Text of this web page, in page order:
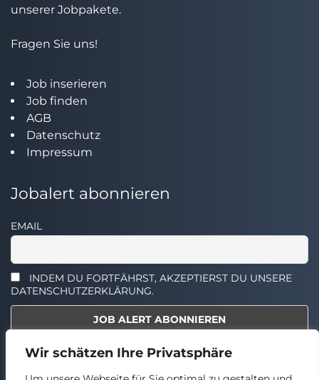
Wir schätzen Ihre Privatsphäre
unserer Jobpakete.
Fragen Sie uns!
Job inserieren
Job finden
AGB
Datenschutz
Impressum
Jobalert abonnieren
EMAIL
INDEM DU FORTFÄHRST, AKZEPTIERST DU UNSERE
DATENSCHUTZERKLÄRUNG.
Select the widget you want to show.